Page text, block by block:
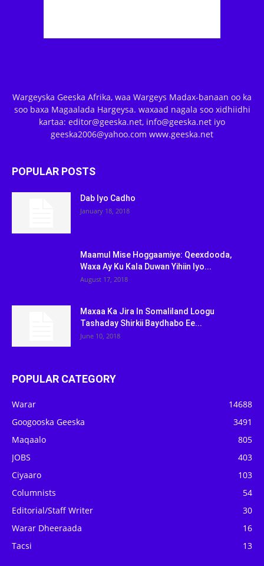
Wargeyska Geeska Afrika, waa Wargeys Madax-banaan oo ka
soo baxa Magaalada Hargeysa. waxaad nagala soo xidhiidhi
kartaa: editor@geeska.net, info@geeska.net iyo
geeska2006@yahoo.com www.geeska.net
POPULAR POSTS
Dab Iyo Cadho
January 18, 2018
Maamul Mise Hoggaamiye: Qeexdooda,
Waxa Ay Ku Kala Duwan Yihiin Iyo...
August 17, 2018
Maxaa Ka Jira In Somaliland Loogu
Tashaday Shirkii Baydhabo Ee...
June 10, 2018
POPULAR CATEGORY
Warar
14688
Googooska Geeska
3491
Maqaalo
805
JOBS
403
Ciyaaro
103
Columnists
54
Editorial/Staff Writer
30
Warar Dheeraada
16
Tacsi
13